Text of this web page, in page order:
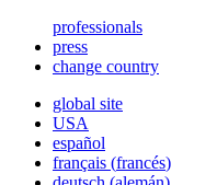
professionals
press
change country
global site
USA
español
français (francés)